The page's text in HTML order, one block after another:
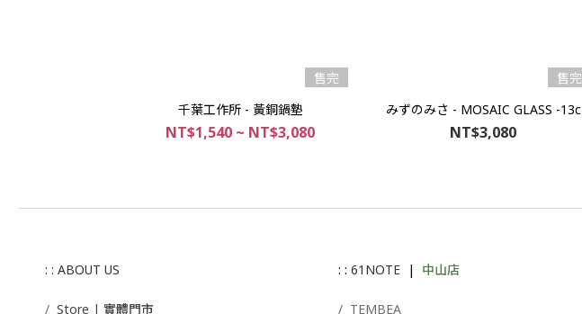
售完
千葉工作所 - 黃銅鍋墊
NT$1,540 ~ NT$3,080
售完
みずのみさ - MOSAIC GLASS -13c
NT$3,080
: : ABOUT US
/ Store | 實體門市
: : 61NOTE | 中山店
/ TEMBEA